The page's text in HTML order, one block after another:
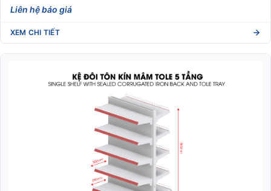
Liên hệ báo giá
XEM CHI TIẾT